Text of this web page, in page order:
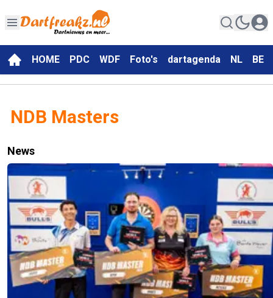
HOME PDC WDF Foto's dartagenda NL BE
NDB Masters
News